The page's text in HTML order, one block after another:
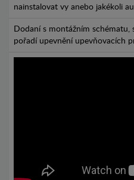
nainstalovat vy anebo jakékoli
Dodaní s montážním schématu,
pořadí upevnění upevňovacích